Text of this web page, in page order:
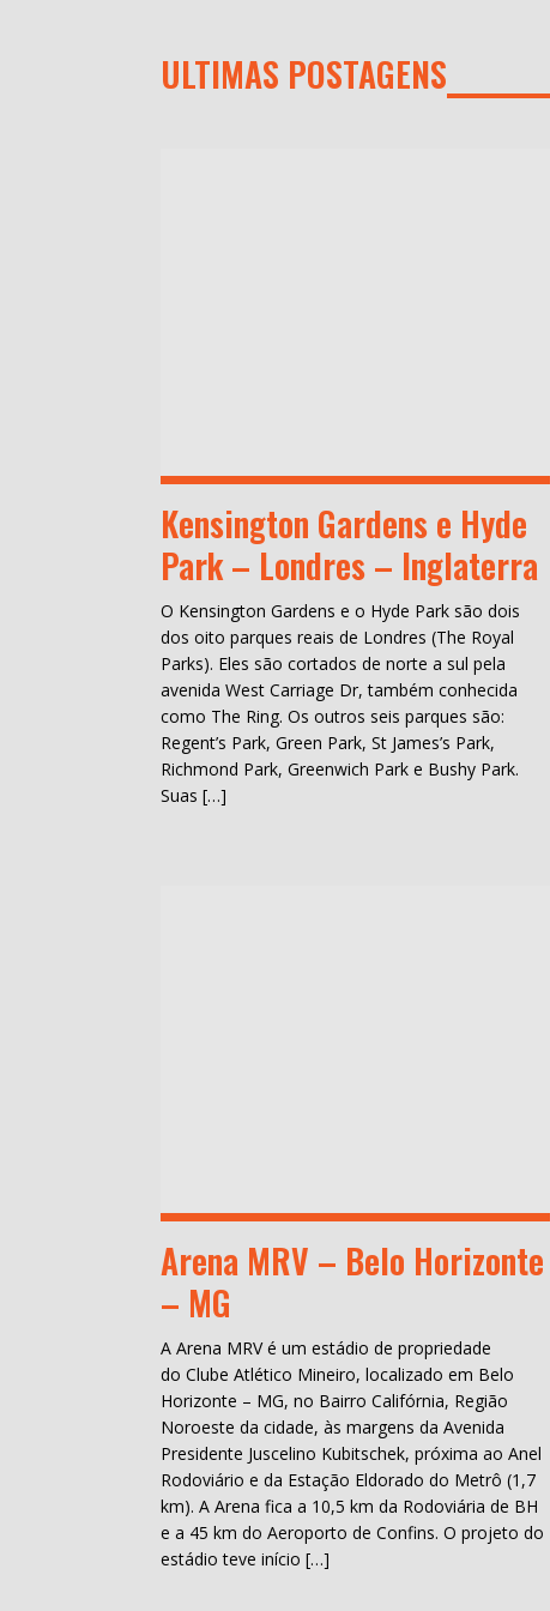
ULTIMAS POSTAGENS
Kensington Gardens e Hyde
Park – Londres – Inglaterra
O Kensington Gardens e o Hyde Park são dois
dos oito parques reais de Londres (The Royal
Parks). Eles são cortados de norte a sul pela
avenida West Carriage Dr, também conhecida
como The Ring. Os outros seis parques são:
Regent’s Park, Green Park, St James’s Park,
Richmond Park, Greenwich Park e Bushy Park.
Suas […]
Arena MRV – Belo Horizonte
– MG
A Arena MRV é um estádio de propriedade
do Clube Atlético Mineiro, localizado em Belo
Horizonte – MG, no Bairro Califórnia, Região
Noroeste da cidade, às margens da Avenida
Presidente Juscelino Kubitschek, próxima ao Anel
Rodoviário e da Estação Eldorado do Metrô (1,7
km). A Arena fica a 10,5 km da Rodoviária de BH
e a 45 km do Aeroporto de Confins. O projeto do
estádio teve início […]